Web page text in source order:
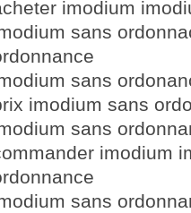
imodium
sans
sans
imodium sans
sans
imodium
sans